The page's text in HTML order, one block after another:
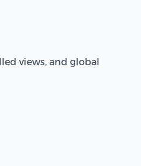
views, and global